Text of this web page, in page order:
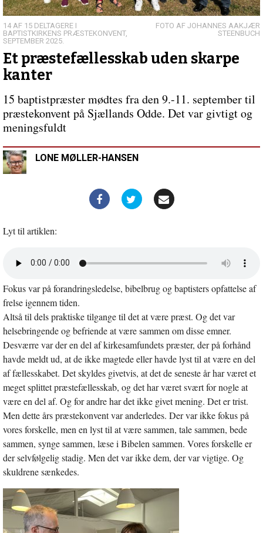
paradokset
–
en
profetisk
vej
for
14 AF 15 DELTAGERE I
BAPTISTKIRKENS PRÆSTEKONVENT,
SEPTEMBER 2025.
JOHANNES AAKJÆR
STEENBUCH
Et præstefællesskab uden skarpe
kanter
15 baptistpræster mødtes fra den 9.-11. september til
præstekonvent på Sjællands Odde. Det var givtigt og
meningsfuldt
LONE MØLLER-HANSEN
Lyt til artiklen:
nyt
vindue
Fokus var på forandringsledelse, bibelbrug og baptisters opfattelse af
frelse igennem tiden.
Altså til dels praktiske tilgange til det at være præst. Og det var
helsebringende og befriende at være sammen om disse emner.
Desværre var der en del af kirkesamfundets præster, der på forhånd
havde meldt ud, at de ikke magtede eller havde lyst til at være en del
af fællesskabet. Det skyldes givetvis, at det de seneste år har været et
meget splittet præstefællesskab, og det har været svært for nogle at
være en del af. Og for andre har det ikke givet mening. Det er trist.
Men dette års præstekonvent var anderledes. Der var ikke fokus på
vores forskelle, men en lyst til at være sammen, tale sammen, bede
sammen, synge sammen, læse i Bibelen sammen. Vores forskelle er
der selvfølgelig stadig. Men det var ikke dem, der var vigtige. Og
skuldrene sænkedes.